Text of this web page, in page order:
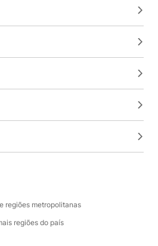
regiões metropolitanas
regiões do país